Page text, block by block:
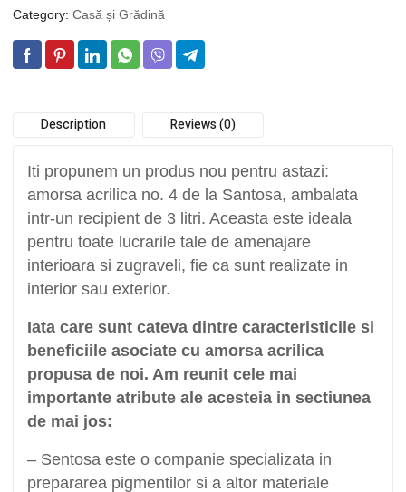
Category: Casă și Grădină
Description Reviews (0)
Iti propunem un produs nou pentru astazi:
amorsa acrilica no. 4 de la Santosa, ambalata
intr-un recipient de 3 litri. Aceasta este ideala
pentru toate lucrarile tale de amenajare
interioara si zugraveli, fie ca sunt realizate in
interior sau exterior.
Iata care sunt cateva dintre caracteristicile si
beneficiile asociate cu amorsa acrilica
propusa de noi. Am reunit cele mai
importante atribute ale acesteia in sectiunea
de mai jos:
– Sentosa este o companie specializata in
prepararea pigmentilor si a altor materiale